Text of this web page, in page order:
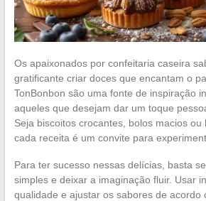
Os apaixonados por confeitaria caseira
gratificante criar doces que encantam o
TonBonbon são uma fonte de inspiração
aqueles que desejam dar um toque
Seja biscoitos crocantes, bolos macios ou
cada receita é um convite para
Para ter sucesso nessas delícias, basta
simples e deixar a imaginação fluir. Usar
qualidade e ajustar os sabores de acordo